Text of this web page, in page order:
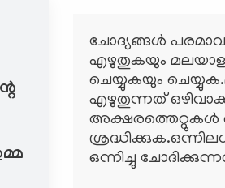
ചോദ്യങ്ങള്‍
എഴുതുകയും
ചെയ്യുകയും
എഴുതുന്നത്
അക്ഷരത്തെറ്റുകള്‍
ഒന്നിച്ചു